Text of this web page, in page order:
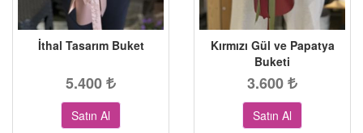
İthal Tasarım Buket
5.400
Satın Al
Kırmızı Gül ve Papatya
Buketi
3.600
Satın Al